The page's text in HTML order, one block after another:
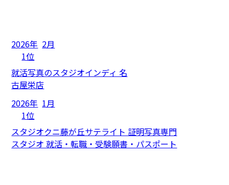
2026年 2月
1位
就活写真のスタジオインディ 名
古屋栄店
2026年 1月
1位
スタジオクニ藤が丘サテライト 証明写真専門
スタジオ 就活・転職・受験願書・パスポート